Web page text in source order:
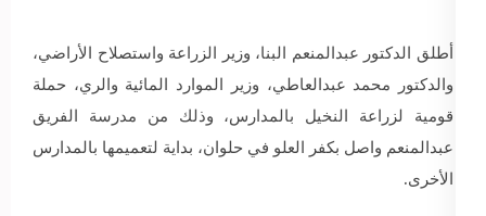
أطلق الدكتور عبدالمنعم البنا، وزير الزراعة واستصلاح الأراضي،
والدكتور محمد عبدالعاطي، وزير الموارد المائية والري، حملة
قومية لزراعة النخيل بالمدارس، وذلك من مدرسة الفريق
عبدالمنعم واصل بكفر العلو في حلوان، بداية لتعميمها بالمدارس
الأخرى.